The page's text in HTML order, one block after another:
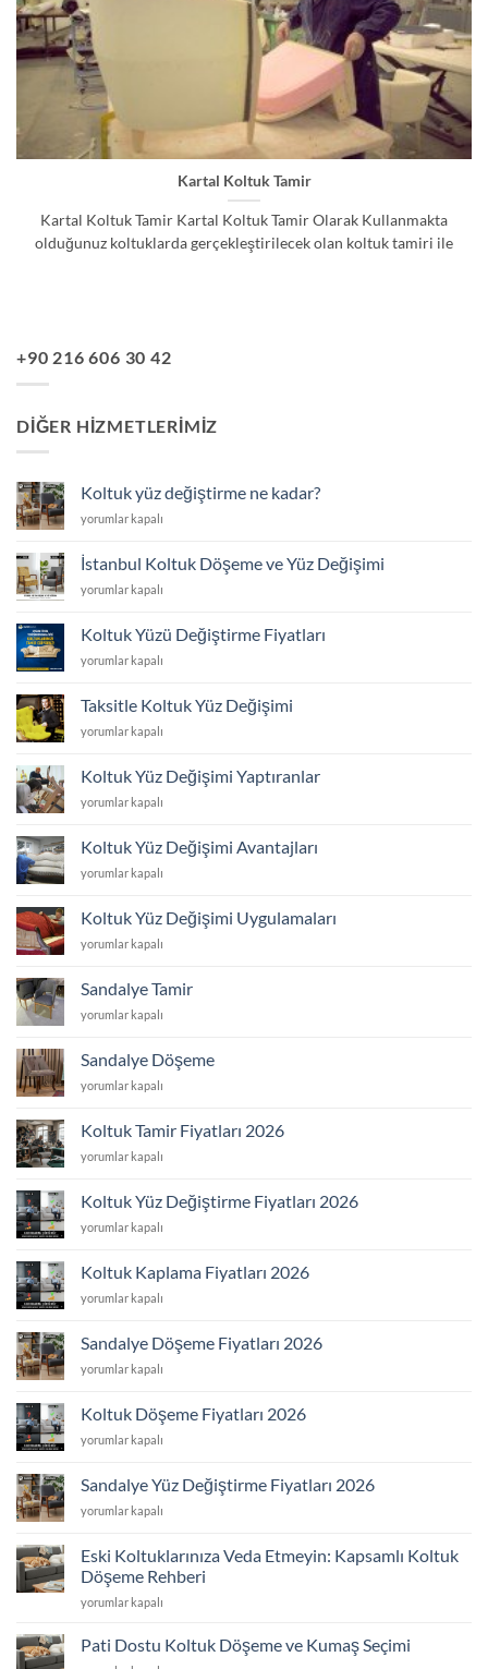
Kartal Koltuk Tamir
Kartal Koltuk Tamir Kartal Koltuk Tamir Olarak Kullanmakta
olduğunuz koltuklarda gerçekleştirilecek olan koltuk tamiri ile
+90 216 606 30 42
DIĞER HIZMETLERIMIZ
Koltuk yüz değiştirme ne kadar?
Koltuk
değiştirme
ne
kadar?
yorumlar kapalı
İstanbul Koltuk Döşeme ve Yüz Değişimi
İstanbul
ve
Yüz
için
yorumlar kapalı
Koltuk Yüzü Değiştirme Fiyatları
Koltuk
Fiyatları
için
yorumlar kapalı
Taksitle Koltuk Yüz Değişimi
Taksitle
Değişimi
için
yorumlar kapalı
Koltuk Yüz Değişimi Yaptıranlar
Koltuk
Yaptıranlar
için
yorumlar kapalı
Koltuk Yüz Değişimi Avantajları
Koltuk
Avantajları
için
yorumlar kapalı
Koltuk Yüz Değişimi Uygulamaları
Koltuk
Uygulamaları
için
yorumlar kapalı
Sandalye Tamir
Sandalye
yorumlar kapalı
Sandalye Döşeme
Sandalye
yorumlar kapalı
Koltuk Tamir Fiyatları 2026
Koltuk
2026
için
yorumlar kapalı
Koltuk Yüz Değiştirme Fiyatları 2026
Koltuk
Fiyatları
2026
yorumlar kapalı
Koltuk Kaplama Fiyatları 2026
Koltuk
2026
için
yorumlar kapalı
Sandalye Döşeme Fiyatları 2026
Sandalye
2026
için
yorumlar kapalı
Koltuk Döşeme Fiyatları 2026
Koltuk
2026
için
yorumlar kapalı
Sandalye Yüz Değiştirme Fiyatları 2026
Sandalye
Fiyatları
2026
için
yorumlar kapalı
Eski Koltuklarınıza Veda Etmeyin: Kapsamlı Koltuk
Döşeme Rehberi
Eski
Veda
yorumlar kapalı
Pati Dostu Koltuk Döşeme ve Kumaş Seçimi